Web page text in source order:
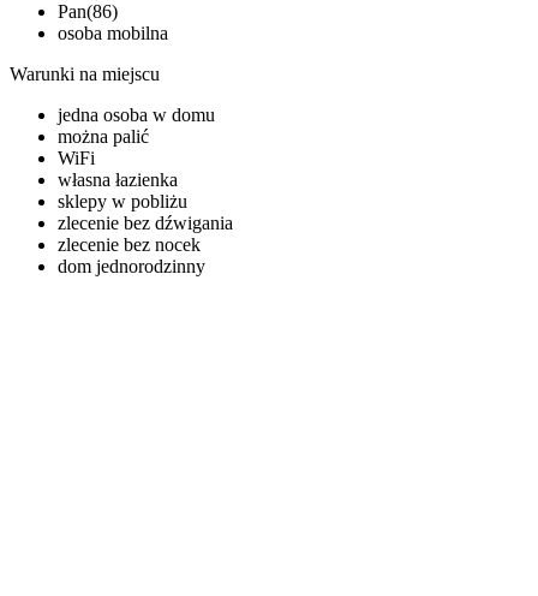
Pan(86)
osoba mobilna
Warunki na miejscu
jedna osoba w domu
można palić
WiFi
własna łazienka
sklepy w pobliżu
zlecenie bez dźwigania
zlecenie bez nocek
dom jednorodzinny